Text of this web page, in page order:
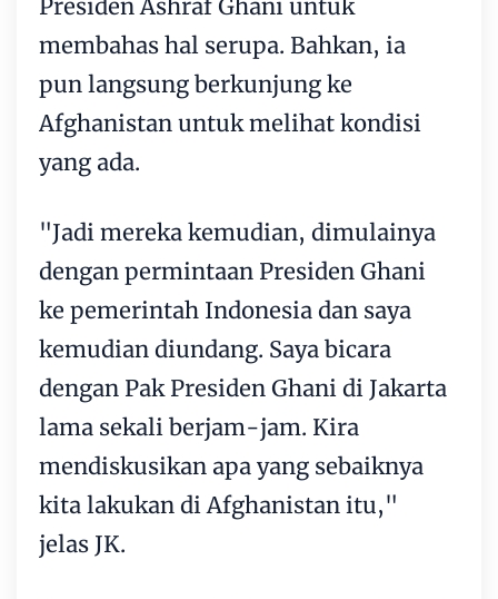
Presiden Ashraf Ghani untuk
membahas hal serupa. Bahkan, ia
pun langsung berkunjung ke
Afghanistan untuk melihat kondisi
yang ada.
"Jadi mereka kemudian, dimulainya
dengan permintaan Presiden Ghani
ke pemerintah Indonesia dan saya
kemudian diundang. Saya bicara
dengan Pak Presiden Ghani di Jakarta
lama sekali berjam-jam. Kira
mendiskusikan apa yang sebaiknya
kita lakukan di Afghanistan itu,"
jelas JK.